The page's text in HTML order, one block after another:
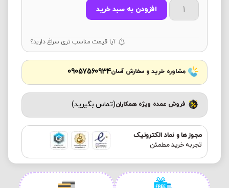
افزودن به سبد خرید
آیا قیمت مناسب تری سراغ دارید؟
مشاوره خرید و سفارش آسان09057560934
فروش عمده ویژه همکاران(تماس بگیرید)
مجوز ها و نماد الکترونیک
تجربه خرید مطمئن